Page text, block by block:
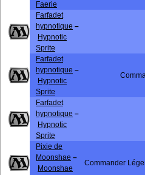
Faerie
Farfadet
hypnotique –
Hypnotic
Sprite
Farfadet
hypnotique –
Hypnotic
Sprite
Farfadet
hypnotique –
Hypnotic
Sprite
Pixie de
Moonshae –
Moonshae
Commander